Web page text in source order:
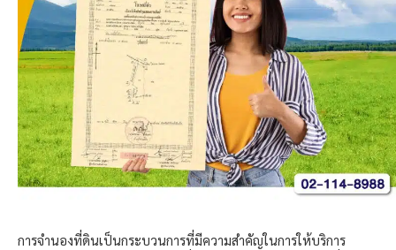
การจำนองที่ดินเป็นกระบวนการที่มีความสำคัญในการให้บริการ